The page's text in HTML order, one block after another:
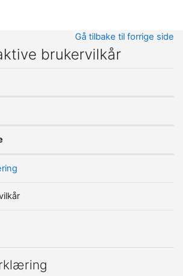
Gå tilbake til forrige side
brukervilkår